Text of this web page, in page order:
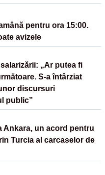
pentru ora 15:00.
avizele
„Ar putea fi
S-a întârziat
discursuri
public”
Ankara, un acord pentru
Turcia al carcaselor de